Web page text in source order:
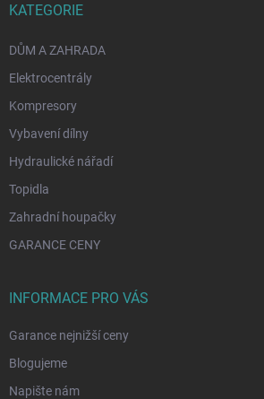
KATEGORIE
DŮM A ZAHRADA
Elektrocentrály
Kompresory
Vybavení dílny
Hydraulické nářadí
Topidla
Zahradní houpačky
GARANCE CENY
INFORMACE PRO VÁS
Garance nejnižší ceny
Blogujeme
Napište nám